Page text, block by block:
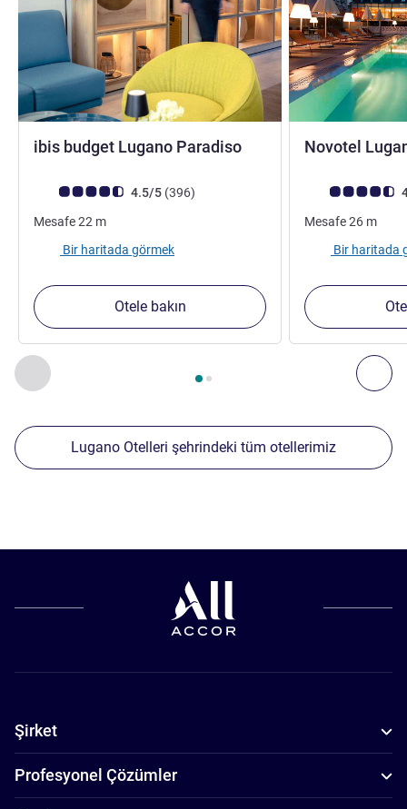
Önceki - Yakınlardaki diğer tesislerimiz
Sayfa , Yakınlardaki diğer tesislerimiz 1 :, Yakınlardaki
ibis budget Lugano Paradiso2 yıldız
Avis müşterileri puanı (ALL Puanlama)
4.5/5 (396görüş
)
Mesafe22 m
Bir haritada görmek
Otele bakın
Novotel
Avis müşterileri
Mesafe26 m
Bir haritada
Lugano Otelleri şehrindeki tüm otellerimiz
Şirket
Profesyonel Çözümler